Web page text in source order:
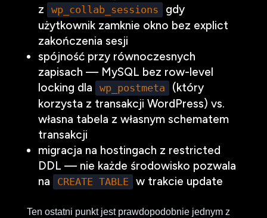
z
wp_collab_sessions
gdy
użytkownik zamknie okno bez explict
zakończenia sesji
spójność przy równoczesnych
zapisach — MySQL bez row-level
locking dla
wp_postmeta
(który
korzysta z transakcji WordPress) vs.
własna tabela z własnym schematem
transakcji
migracja na hostingach z restricted
DDL — nie każde środowisko pozwala
na
CREATE TABLE w trakcie update
Ten ostatni punkt jest prawdopodobnie jednym z